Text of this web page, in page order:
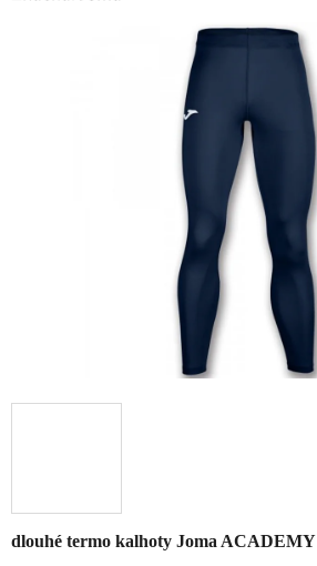
dlouhé termo kalhoty Joma ACADEMY